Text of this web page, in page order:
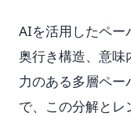
AIを活用したペー
奥行き構造、意味
力のある多層ペー
で、この分解と